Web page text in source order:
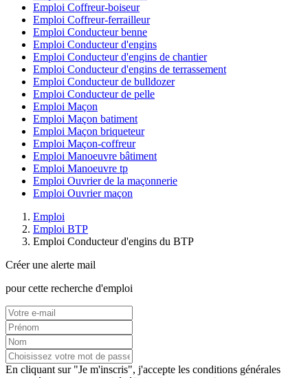
Emploi Coffreur-boiseur
Emploi Coffreur-ferrailleur
Emploi Conducteur benne
Emploi Conducteur d'engins
Emploi Conducteur d'engins de chantier
Emploi Conducteur d'engins de terrassement
Emploi Conducteur de bulldozer
Emploi Conducteur de pelle
Emploi Maçon
Emploi Maçon batiment
Emploi Maçon briqueteur
Emploi Maçon-coffreur
Emploi Manoeuvre bâtiment
Emploi Manoeuvre tp
Emploi Ouvrier de la maçonnerie
Emploi Ouvrier maçon
Emploi
Emploi BTP
Emploi Conducteur d'engins du BTP
Créer une alerte mail
pour cette recherche d'emploi
En cliquant sur "Je m'inscris", j'accepte les conditions générales